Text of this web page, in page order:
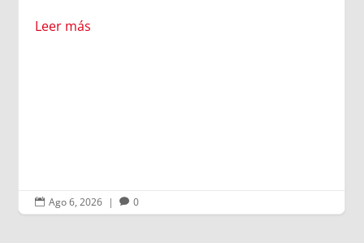
Leer más
 Ago 6, 2026 |  0